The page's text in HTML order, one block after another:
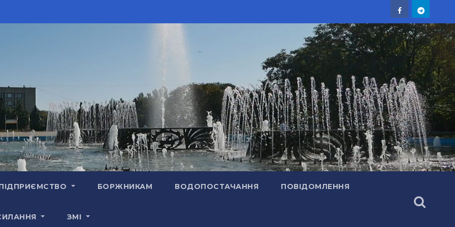
БОРЖНИКАМ ВОДОПОСТАЧАННЯ ПОВІДОМЛЕННЯ
ЗМІ